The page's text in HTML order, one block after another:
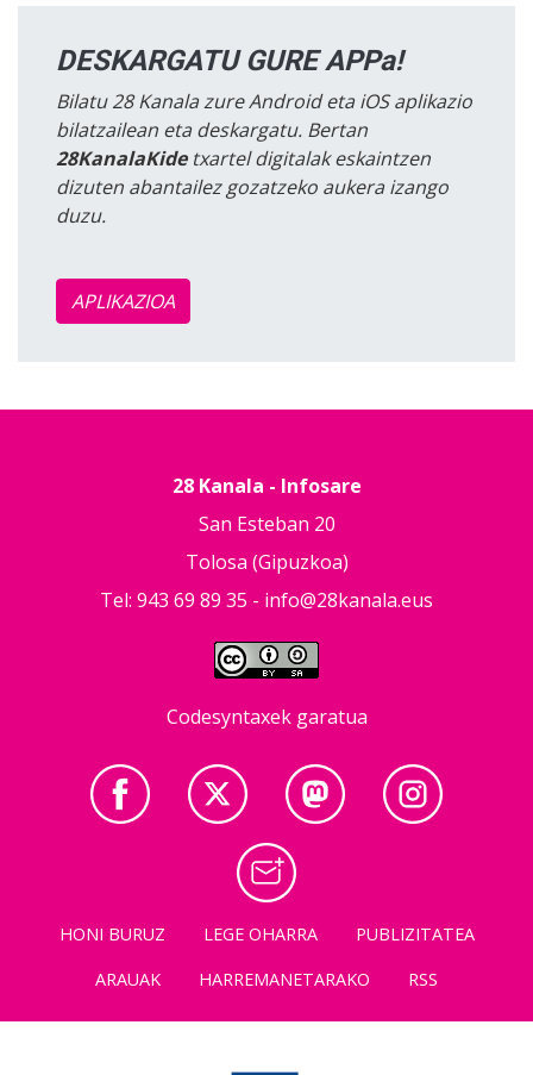
DESKARGATU GURE APPa!
Bilatu 28 Kanala zure Android eta iOS aplikazio
bilatzailean eta deskargatu. Bertan
28KanalaKidetxartel digitalak eskaintzen
dizuten abantailez gozatzeko aukera izango
duzu.
APLIKAZIOA
28 Kanala - Infosare
San Esteban 20
Tolosa (Gipuzkoa)
Tel: 943 69 89 35 - info@28kanala.eus
Codesyntaxek garatua
HONI BURUZ LEGE OHARRA
PUBLIZITATEA
ARAUAK
HARREMANETARAKO RSS